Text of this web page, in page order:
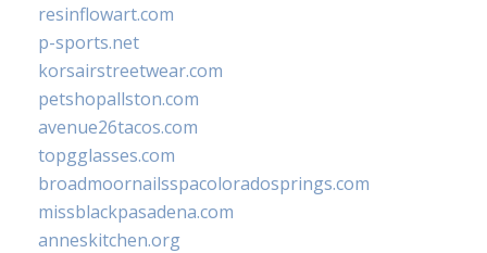
resinflowart.com
p-sports.net
korsairstreetwear.com
petshopallston.com
avenue26tacos.com
topgglasses.com
broadmoornailsspacoloradosprings.com
missblackpasadena.com
anneskitchen.org